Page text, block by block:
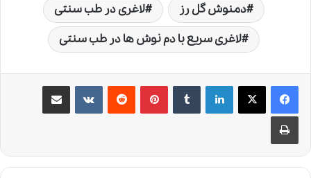
دمنوش گل رز
لاغری در طب سنتی
لاغری سریع با دم نوش ها در طب سنتی
لینکدین ‫تامبلر ‫پین‌ترست‫رددیت ‫VKontakteاشتراک گذاری از طریق ایمیل
چاپ